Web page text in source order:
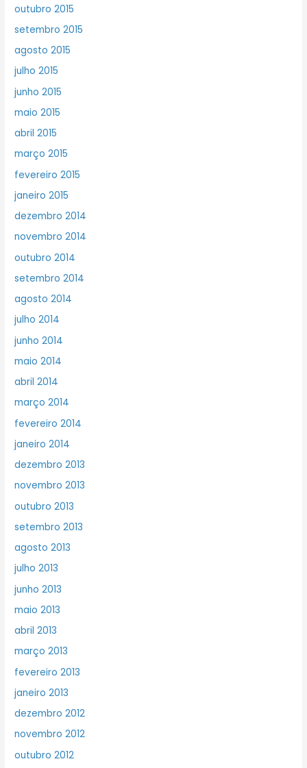
outubro 2015
setembro 2015
agosto 2015
julho 2015
junho 2015
maio 2015
abril 2015
março 2015
fevereiro 2015
janeiro 2015
dezembro 2014
novembro 2014
outubro 2014
setembro 2014
agosto 2014
julho 2014
junho 2014
maio 2014
abril 2014
março 2014
fevereiro 2014
janeiro 2014
dezembro 2013
novembro 2013
outubro 2013
setembro 2013
agosto 2013
julho 2013
junho 2013
maio 2013
abril 2013
março 2013
fevereiro 2013
janeiro 2013
dezembro 2012
novembro 2012
outubro 2012